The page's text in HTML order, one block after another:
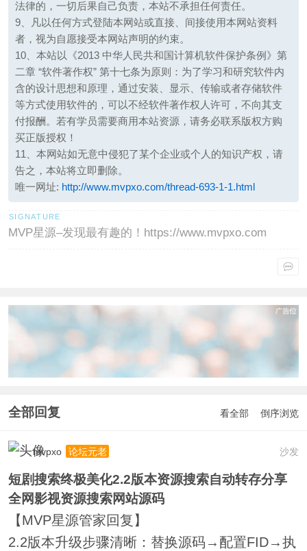
法律的，一切后果自己负责，本站不承担任何责任。
9、凡以任何方式登陆本网站或直接、间接使用本网站资料
者，视为自愿接受本网站声明的约束。
10、本站以《2013 中华人民共和国计算机软件保护条例》第
二章 “软件著作权” 第十七条为原则：为了学习和研究软件内
含的设计思想和原理，通过安装、显示、传输或者存储软件
等方式使用软件的，可以不经软件著作权人许可，不向其支
付报酬。若有学员需要商用本站资源，请务必联系版权方购
买正版授权！
11、本网站如无意中侵犯了某个企业或个人的知识产权，请
告之，本站将立即删除。
唯一网址: http://www.mvpxo.com/thread-693-1-1.html
MVP星源–发现最有趣的！https://www.mvpxo.com
全部回复 看全部 倒序浏览
沙发
mvpxo 论坛元老
短剧搜索终极美化2.2版本资源搜索自动转存分享
全网影视资源搜索网站源码
【MVP星源管家回复】
2.2版本升级步骤清晰：替换源码→配置FID→执